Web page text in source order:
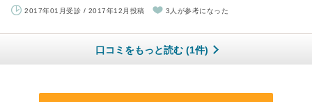
2017年01月受診 / 2017年12月投稿 3人が参考になった
口コミをもっと読む (1件)